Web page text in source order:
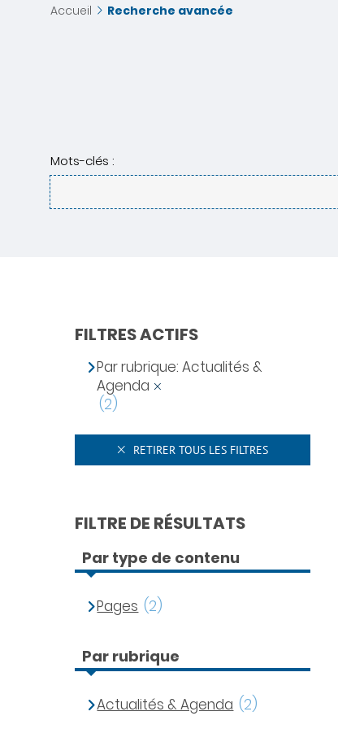
Accueil Recherche avancée
Mots-clés :
FILTRES ACTIFS
Par rubrique: Actualités &
Agenda
(2)
RETIRER TOUS LES FILTRES
FILTRE DE RÉSULTATS
Par type de contenu
Pages (2)
Par rubrique
Actualités & Agenda (2)